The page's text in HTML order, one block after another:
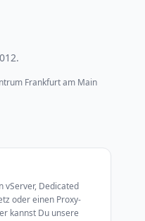
Frankfurt am Main
vServer, Dedicated
oder einen Proxy-
kannst Du unsere